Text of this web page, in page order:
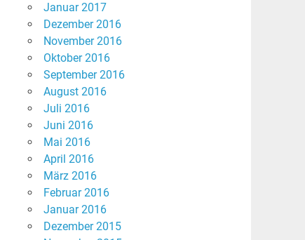
Januar 2017
Dezember 2016
November 2016
Oktober 2016
September 2016
August 2016
Juli 2016
Juni 2016
Mai 2016
April 2016
März 2016
Februar 2016
Januar 2016
Dezember 2015